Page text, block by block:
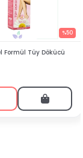
Veet Men Duşta
Dökücü Krem